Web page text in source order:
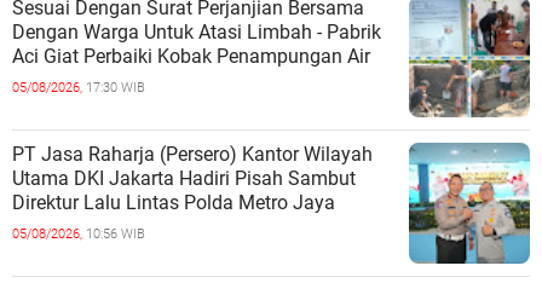
Sesuai Dengan Surat Perjanjian Bersama
Dengan Warga Untuk Atasi Limbah - Pabrik
Aci Giat Perbaiki Kobak Penampungan Air
05/08/2026, 17:30 WIB
PT Jasa Raharja (Persero) Kantor Wilayah
Utama DKI Jakarta Hadiri Pisah Sambut
Direktur Lalu Lintas Polda Metro Jaya
05/08/2026, 10:56 WIB